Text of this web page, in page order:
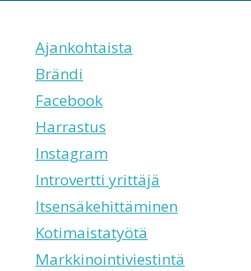
Ajankohtaista
Brändi
Facebook
Harrastus
Instagram
Introvertti yrittäjä
Itsensäkehittäminen
Kotimaistatyötä
Markkinointiviestintä